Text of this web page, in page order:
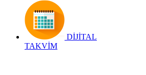
DİJİTAL
TAKVİM